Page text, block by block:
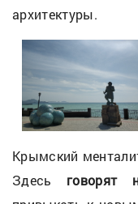
архитектуры.
Крымский
Здесь говорят